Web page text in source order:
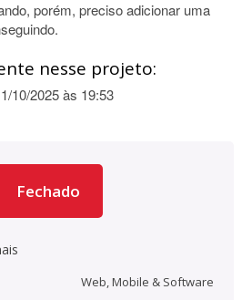
porém, preciso adicionar uma
nesse projeto:
10/2025 às 19:53
Fechado
Web, Mobile & Software